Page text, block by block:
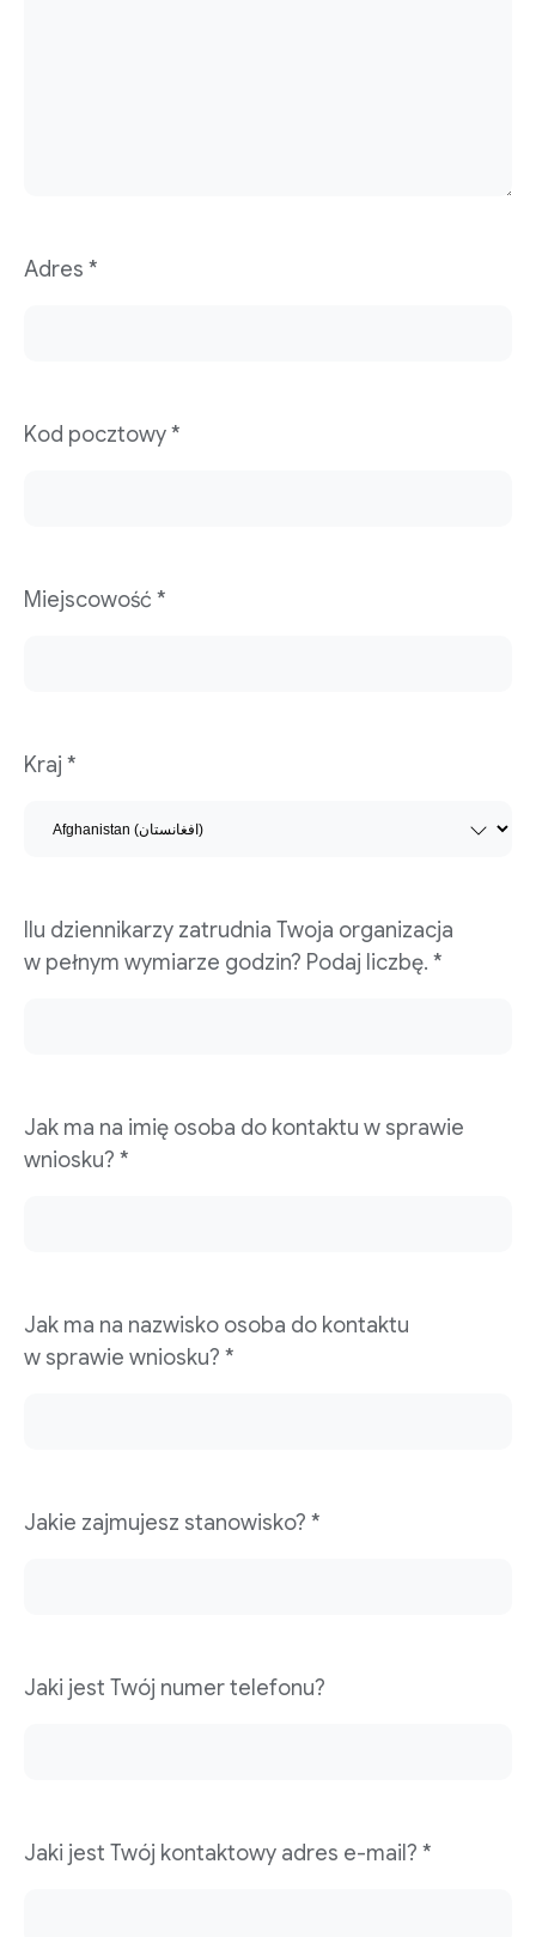
Adres *
Kod pocztowy *
Miejscowość *
Kraj *
Ilu dziennikarzy zatrudnia Twoja organizacja
w pełnym wymiarze godzin? Podaj liczbę. *
Jak ma na imię osoba do kontaktu w sprawie
wniosku? *
Jak ma na nazwisko osoba do kontaktu
w sprawie wniosku? *
Jakie zajmujesz stanowisko? *
Jaki jest Twój numer telefonu?
Jaki jest Twój kontaktowy adres e-mail? *